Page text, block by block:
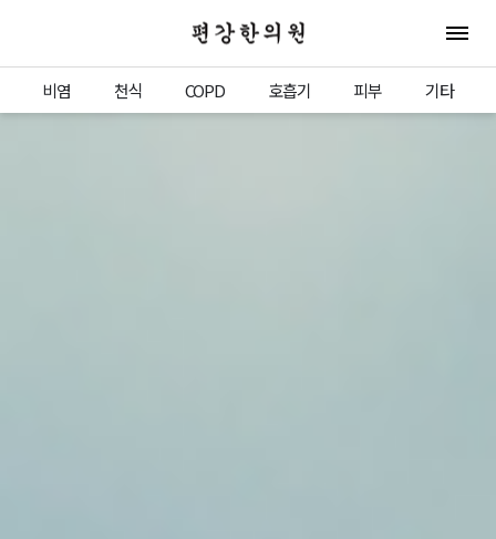
편강한의원 전체
비염 천식 COPD 호흡기 피부 기타